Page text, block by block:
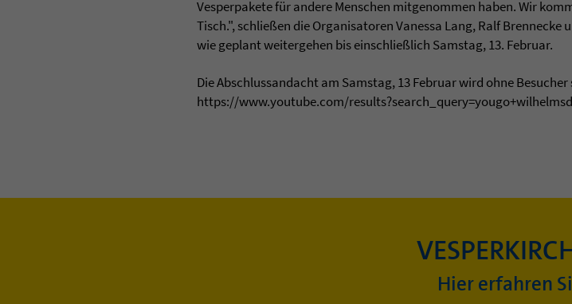
Vesperpakete für andere Menschen mitgenommen haben. Wir
Tisch.", schließen die Organisatoren Vanessa Lang, Ralf Brennecke
wie geplant weitergehen bis einschließlich Samstag, 13. Februar.
Die Abschlussandacht am Samstag, 13 Februar wird ohne
https://www.youtube.com/
Hier erfahren